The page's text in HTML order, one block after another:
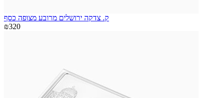
ק. צדקה ירושלים מרובע מצופה כסף
₪320